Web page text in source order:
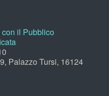
il Pubblico
Palazzo Tursi, 16124